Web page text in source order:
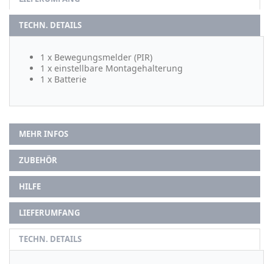
TECHN. DETAILS
1 x Bewegungsmelder (PIR)
1 x einstellbare Montagehalterung
1 x Batterie
MEHR INFOS
ZUBEHÖR
HILFE
LIEFERUMFANG
TECHN. DETAILS